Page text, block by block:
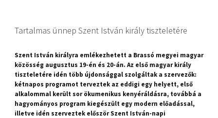
Tartalmas ünnep Szent István király tiszteletére
Szent István királyra emlékezhetett a Brassó megyei magyar
közösség augusztus 19-én és 20-án. Az első magyar király
tiszteletére idén több újdonsággal szolgáltak a szervezők:
kétnapos programot terveztek az eddigi egy helyett, első
alkalommal került sor ökumenikus kenyéráldásra, továbbá a
hagyományos program kiegészült egy modern előadással,
illetve idén szerveztek először Szent István-napi